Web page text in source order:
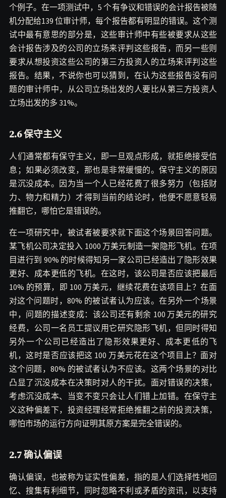
个例子。在一项测试中，5 个有争议和错误的会计报告被随
机分配给139 位审计师，每个报告都有明显的错误。这个测
试中最有意思的部分是，这些审计师中有些被要求从这些
会计报告涉及的公司的立场来评判这些报告，而另一些则
要求从想投资这些公司的第三方投资人的立场来评判这些
报告。结果，不说你也可以猜到，在认为这些报告没有问
题的审计师中，从公司立场出发的人要比从第三方投资人
立场出发的多 31%。
2.6 保守主义
人们通常都有保守主义，即一旦观点形成，就拒绝接受信
息；如果必须改变，那也是非常缓慢的。保守主义的原因
是沉没成本。因为当一个人已经花费了很多努力（包括财
力、物力和精力）才得到当前的结论时，他便不愿意轻易
推翻它，哪怕它是错误的。
在一项研究中，被试者被要求就下面这个场景回答问题。
某飞机公司决定投入 1000 万美元制造一架隐形飞机。在项
目进行到 90% 的时候得知另一家公司已经造出了隐形效果
更好、成本更低的飞机。在这时，该公司是否应该把最后
10% 的预算，即 100 万美元，继续花费在该项目上？在面
对这个问题时，80% 的被试者认为应该。在另外一个场景
中，问题的描述变成：该公司还有剩余 100 万美元的研究
经费，公司一名员工提议用它研究隐形飞机，但同时得知
另外一个公司已经造出了隐形效果更好、成本更低的飞
机，这时是否应该把这 100 万美元花在这个项目上？面对
这个问题，80% 的被试者认为不应该。这两个场景的对比
凸显了沉没成本在决策时对人的干扰。面对错误的决策，
考虑沉没成本、当变不变只会让人们错上加错。在保守主
义这种偏差下，投资经理经常拒绝推翻之前的投资决策，
哪怕市场的运行方向证明其原方案是完全错误的。
2.7 确认偏误
确认偏误，也被称为证实性偏差，指的是人们选择性地回
忆、搜集有利细节，同时忽略不利或矛盾的资讯，以支持